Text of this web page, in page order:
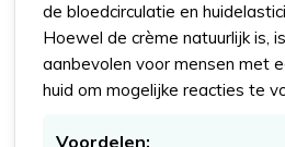
de bloedcirculatie en
Hoewel de crème natuurlijk is,
aanbevolen voor mensen met
huid om mogelijke reacties te
Voordelen: